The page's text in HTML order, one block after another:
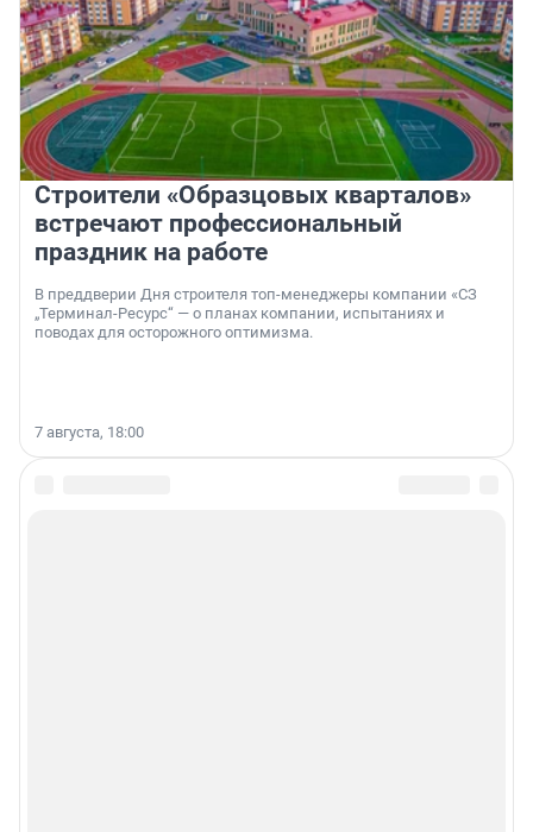
Строители «Образцовых кварталов»
встречают профессиональный
праздник на работе
В преддверии Дня строителя топ-менеджеры компании «СЗ
„Терминал-Ресурс“ — о планах компании, испытаниях и
поводах для осторожного оптимизма.
7 августа, 18:00